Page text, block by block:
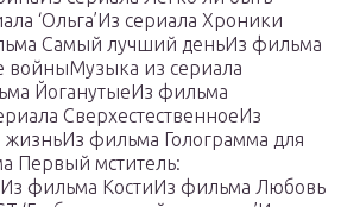
‘Ольга’Из сериала Хроники
Самый лучший деньИз фильма
войныМузыка из сериала
ЙоганутыеИз фильма
СверхестественноеИз
жизньИз фильма Голограмма для
Первый мститель:
фильма КостиИз фильма Любовь